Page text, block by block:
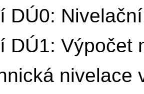
DÚ0:
DÚ1: Výpočet
nivelace